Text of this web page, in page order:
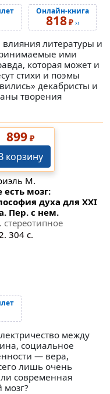
Онлайн-книга
818₽››
литературы и
ими
которая может и
стихи и поэмы
декабристы и
творения
899₽
корзину
М.
есть мозг:
духа для XXI
Пер. с нем.
стереотипное
304 с.
между
социальное
— вера,
лишь очень
современная
мозг?